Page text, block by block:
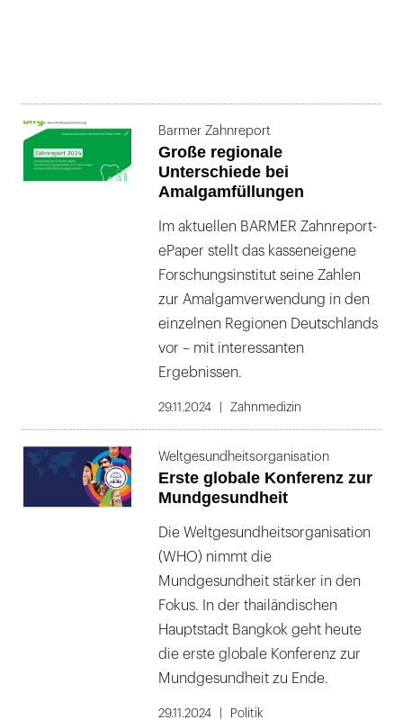
Barmer Zahnreport
Große regionale
Unterschiede bei
Amalgamfüllungen
Im aktuellen BARMER Zahnreport-
ePaper stellt das kasseneigene
Forschungsinstitut seine Zahlen
zur Amalgamverwendung in den
einzelnen Regionen Deutschlands
vor – mit interessanten
Ergebnissen.
29.11.2024 Zahnmedizin
Weltgesundheitsorganisation
Erste globale Konferenz zur
Mundgesundheit
Die Weltgesundheitsorganisation
(WHO) nimmt die
Mundgesundheit stärker in den
Fokus. In der thailändischen
Hauptstadt Bangkok geht heute
die erste globale Konferenz zur
Mundgesundheit zu Ende.
29.11.2024 Politik